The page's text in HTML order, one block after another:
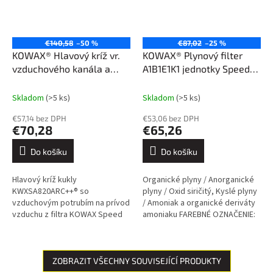
€140,58 –50 %
KOWAX® Hlavový kríž vr.
vzduchového kanála a
KWXSA820ARC++®
Skladom (>5 ks)
€57,14 bez DPH
€70,28
Do košíku
Hlavový kríž kukly
KWXSA820ARC++® so
vzduchovým potrubím na prívod
vzduchu z filtra KOWAX Speed
€87,02 –25 %
KOWAX® Plynový filter
A1B1E1K1 jednotky Speed
Skladom (>5 ks)
€53,06 bez DPH
€65,26
Do košíku
Organické plyny / Anorganické
plyny / Oxid siričitý, Kyslé plyny
/ Amoniak a organické deriváty
amoniaku FAREBNÉ OZNAČENIE:
ZOBRAZIT VŠECHNY SOUVISEJÍCÍ PRODUKTY